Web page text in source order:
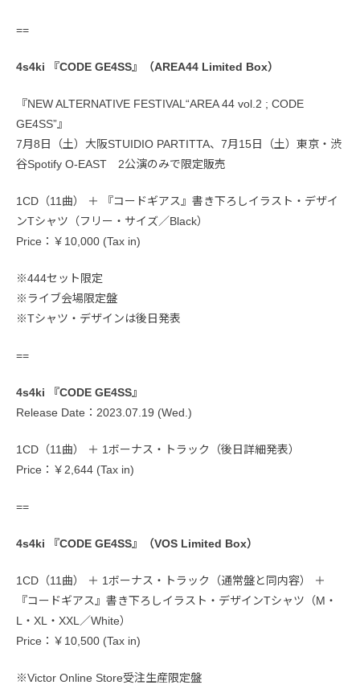
==
4s4ki 『CODE GE4SS』（AREA44 Limited Box）
『NEW ALTERNATIVE FESTIVAL“AREA 44 vol.2 ; CODE
GE4SS”』
7月8日（土）大阪STUIDIO PARTITTA、7月15日（土）東京・渋
谷Spotify O-EAST 2公演のみで限定販売
1CD（11曲） ＋ 『コードギアス』書き下ろしイラスト・デザイ
ンTシャツ（フリー・サイズ／Black）
Price：￥10,000 (Tax in)
※444セット限定
※ライブ会場限定盤
※Tシャツ・デザインは後日発表
==
4s4ki 『CODE GE4SS』
Release Date：2023.07.19 (Wed.)
1CD（11曲） ＋ 1ボーナス・トラック（後日詳細発表）
Price：￥2,644 (Tax in)
==
4s4ki 『CODE GE4SS』（VOS Limited Box）
1CD（11曲） ＋ 1ボーナス・トラック（通常盤と同内容） ＋
『コードギアス』書き下ろしイラスト・デザインTシャツ（M・
L・XL・XXL／White）
Price：￥10,500 (Tax in)
※Victor Online Store受注生産限定盤